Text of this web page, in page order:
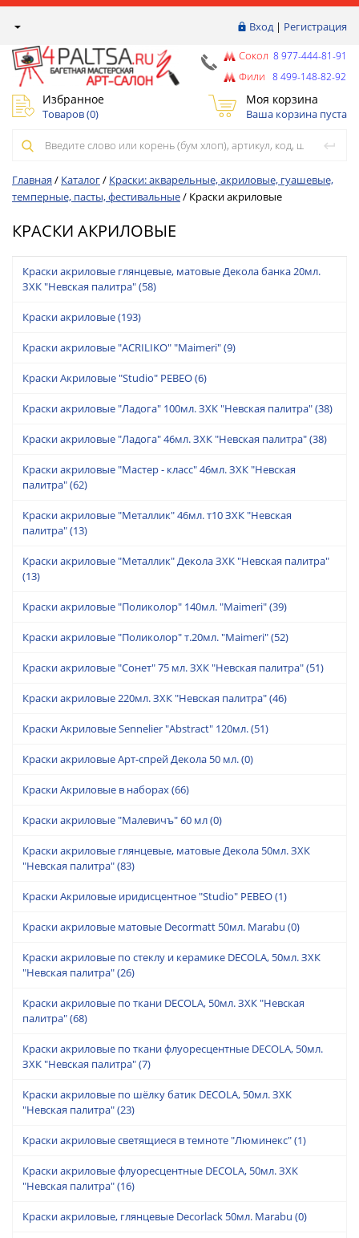
Вход| Регистрация
Сокол 8 977-444-81-91
Фили 8 499-148-82-92
Избранное
Товаров (0)
Моя корзина
Ваша корзина пуста
Главная / Каталог/ Краски: акварельные, акриловые, гуашевые,
темперные, пасты, фестивальные/ Краски акриловые
КРАСКИ АКРИЛОВЫЕ
Краски акриловые глянцевые, матовые Декола банка 20мл.
ЗХК "Невская палитра"(58)
Краски акриловые(193)
Краски акриловые "ACRILIKO" "Maimeri"(9)
Краски Акриловые "Studio" PEBEO(6)
Краски акриловые "Ладога" 100мл. ЗХК "Невская палитра"(38)
Краски акриловые "Ладога" 46мл. ЗХК "Невская палитра"(38)
Краски акриловые "Мастер - класс" 46мл. ЗХК "Невская
палитра"(62)
Краски акриловые "Металлик" 46мл. т10 ЗХК "Невская
палитра"(13)
Краски акриловые "Металлик" Декола ЗХК "Невская палитра"
(13)
Краски акриловые "Поликолор" 140мл. "Maimeri"(39)
Краски акриловые "Поликолор" т.20мл. "Maimeri"(52)
Краски акриловые "Сонет" 75 мл. ЗХК "Невская палитра"(51)
Краски акриловые 220мл. ЗХК "Невская палитра"(46)
Краски Акриловые Sennelier "Abstract" 120мл.(51)
Краски акриловые Арт-спрей Декола 50 мл.(0)
Краски Акриловые в наборах(66)
Краски акриловые "Малевичъ" 60 мл(0)
Краски акриловые глянцевые, матовые Декола 50мл. ЗХК
"Невская палитра"(83)
Краски Акриловые иридисцентное "Studio" PEBEO(1)
Краски акриловые матовые Decormatt 50мл. Marabu (0)
Краски акриловые по стеклу и керамике DECOLA, 50мл. ЗХК
"Невская палитра"(26)
Краски акриловые по ткани DECOLA, 50мл. ЗХК "Невская
палитра"(68)
Краски акриловые по ткани флуоресцентные DECOLA, 50мл.
ЗХК "Невская палитра"(7)
Краски акриловые по шёлку батик DECOLA, 50мл. ЗХК
"Невская палитра"(23)
Краски акриловые светящиеся в темноте "Люминекс"(1)
Краски акриловые флуоресцентные DECOLA, 50мл. ЗХК
"Невская палитра"(16)
Краски акриловые, глянцевые Decorlack 50мл. Marabu (0)